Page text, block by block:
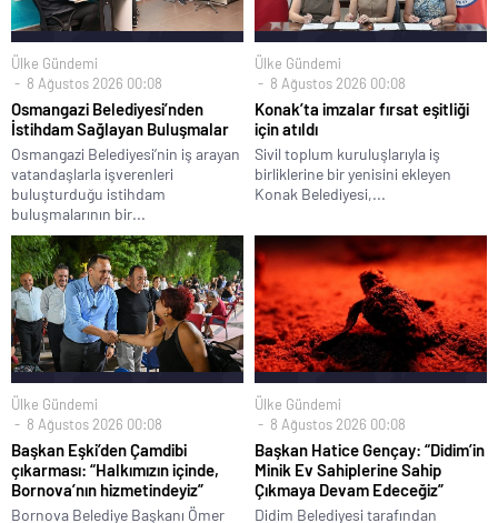
Ülke Gündemi
8 Ağustos 2026 00:08
Osmangazi Belediyesi’nden
İstihdam Sağlayan Buluşmalar
Osmangazi Belediyesi’nin iş arayan
vatandaşlarla işverenleri
buluşturduğu istihdam
buluşmalarının bir...
Ülke Gündemi
8 Ağustos 2026 00:08
Konak’ta imzalar fırsat eşitliği
için atıldı
Sivil toplum kuruluşlarıyla iş
birliklerine bir yenisini ekleyen
Konak Belediyesi,...
Ülke Gündemi
8 Ağustos 2026 00:08
Başkan Eşki’den Çamdibi
çıkarması: “Halkımızın içinde,
Bornova’nın hizmetindeyiz”
Bornova Belediye Başkanı Ömer
Ülke Gündemi
8 Ağustos 2026 00:08
Başkan Hatice Gençay: “Didim’in
Minik Ev Sahiplerine Sahip
Çıkmaya Devam Edeceğiz”
Didim Belediyesi tarafından